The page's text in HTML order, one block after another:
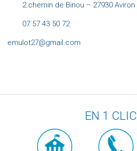
2 chemin de Binou – 27930 Aviron
07 57 43 50 72
emulot27@gmail.com
EN 1 CLIC